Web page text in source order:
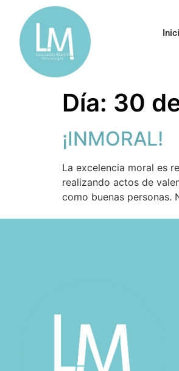
Día: 30
¡INMORAL!
La excelencia moral es
realizando actos de
como buenas personas.